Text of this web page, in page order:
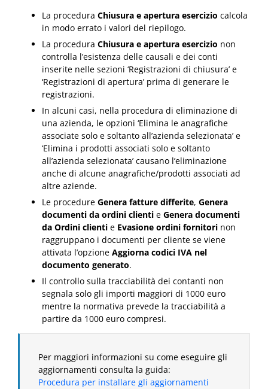
La procedura Chiusura e apertura esercizio calcola
in modo errato i valori del riepilogo.
La procedura Chiusura e apertura esercizio non
controlla l’esistenza delle causali e dei conti
inserite nelle sezioni ‘Registrazioni di chiusura’ e
‘Registrazioni di apertura’ prima di generare le
registrazioni.
In alcuni casi, nella procedura di eliminazione di
una azienda, le opzioni ‘Elimina le anagrafiche
associate solo e soltanto all’azienda selezionata’ e
‘Elimina i prodotti associati solo e soltanto
all’azienda selezionata’ causano l’eliminazione
anche di alcune anagrafiche/prodotti associati ad
altre aziende.
Le procedure Genera fatture differite, Genera
documenti da ordini clienti e Genera documenti
da Ordini clienti e Evasione ordini fornitori non
raggruppano i documenti per cliente se viene
attivata l’opzione Aggiorna codici IVA nel
documento generato.
Il controllo sulla tracciabilità dei contanti non
segnala solo gli importi maggiori di 1000 euro
mentre la normativa prevede la tracciabilità a
partire da 1000 euro compresi.
Per maggiori informazioni su come eseguire gli
aggiornamenti consulta la guida:
Procedura per installare gli aggiornamenti